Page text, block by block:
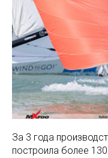
За 3 года
построила более 130